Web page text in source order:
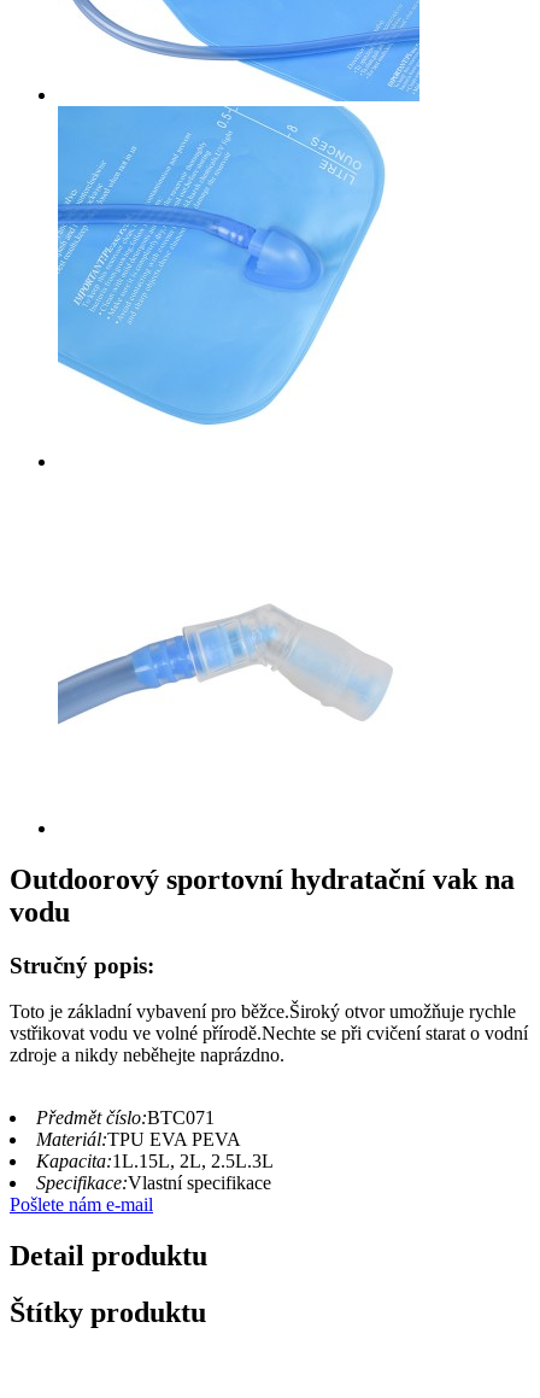
Outdoorový sportovní hydratační vak na
vodu
Stručný popis:
Toto je základní vybavení pro běžce.Široký otvor umožňuje rychle
vstřikovat vodu ve volné přírodě.Nechte se při cvičení starat o vodní
zdroje a nikdy neběhejte naprázdno.
Předmět číslo:BTC071
Materiál:TPU EVA PEVA
Kapacita:1L.15L, 2L, 2.5L.3L
Specifikace:Vlastní specifikace
Pošlete nám e-mail
Detail produktu
Štítky produktu